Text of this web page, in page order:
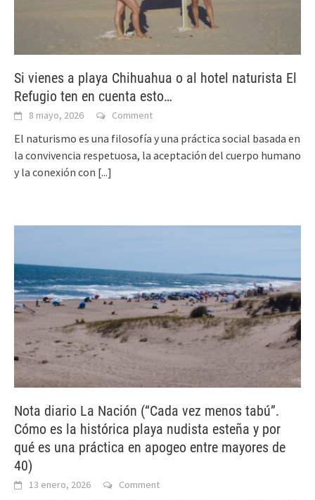
Si vienes a playa Chihuahua o al hotel naturista El
Refugio ten en cuenta esto…
8 mayo, 2026 Comment
El naturismo es una filosofía y una práctica social basada en
la convivencia respetuosa, la aceptación del cuerpo humano
y la conexión con [...]
Nota diario La Nación (“Cada vez menos tabú”.
Cómo es la histórica playa nudista esteña y por
qué es una práctica en apogeo entre mayores de
40)
13 enero, 2026 Comment